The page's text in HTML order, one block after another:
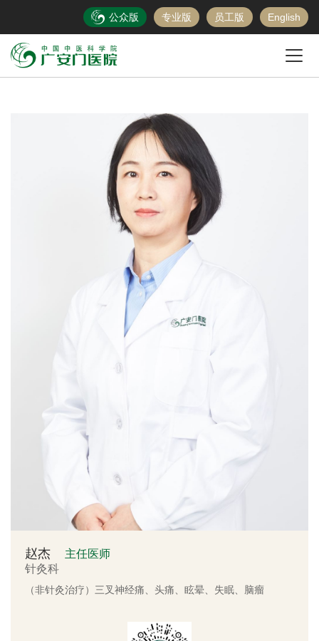
公众版 专业版 员工版 English
赵杰
主任医师
针灸科
（非针灸治疗）三叉神经痛、头痛、眩晕、失眠、脑瘤